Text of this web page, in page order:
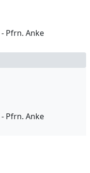
Pfrn. Anke
Pfrn. Anke